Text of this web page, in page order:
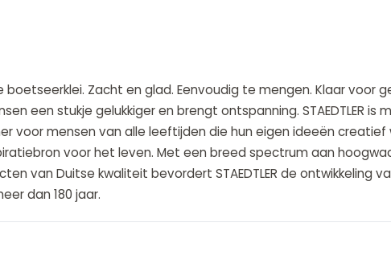
Zacht en glad. Eenvoudig te mengen. Klaar voor
een stukje gelukkiger en brengt ontspanning. STAEDTLER is
voor mensen van alle leeftijden die hun eigen ideeën creatief
voor het leven. Met een breed spectrum aan
van Duitse kwaliteit bevordert STAEDTLER de ontwikkeling
dan 180 jaar.